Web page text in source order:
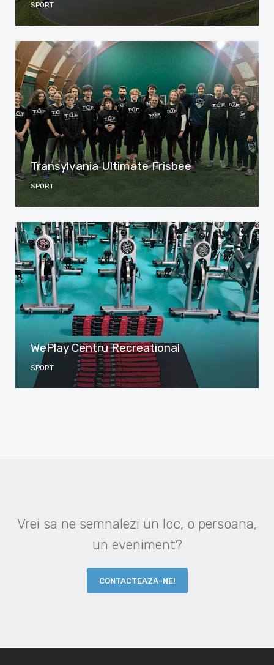
SPORT
Transylvania Ultimate Frisbee
SPORT
WePlay Centru Recreational
SPORT
Vrei sa ne semnalezi un loc, o persoana,
un eveniment?
CONTACTEAZA-NE!